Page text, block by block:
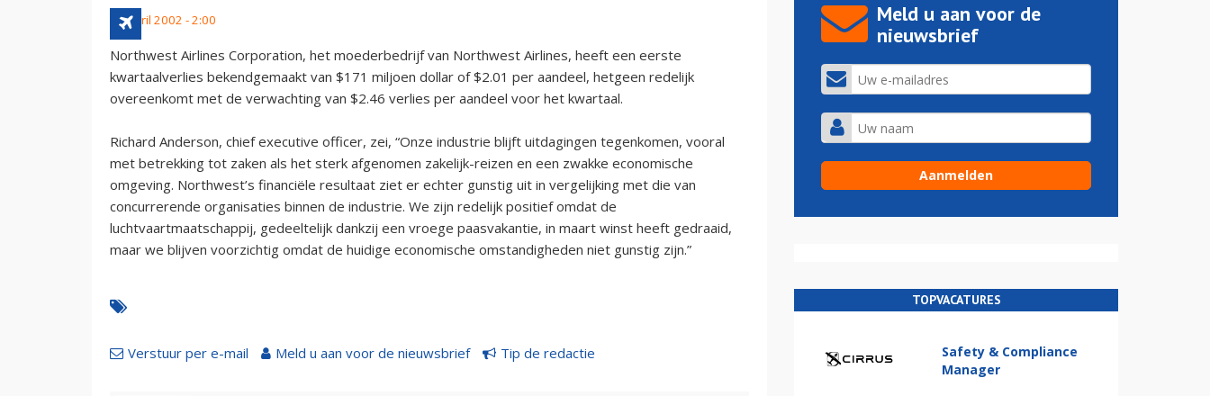
19 april 2002 - 2:00
Northwest Airlines Corporation, het moederbedrijf van Northwest Airlines, heeft een eerste
kwartaalverlies bekendgemaakt van $171 miljoen dollar of $2.01 per aandeel, hetgeen redelijk
overeenkomt met de verwachting van $2.46 verlies per aandeel voor het kwartaal.
Richard Anderson, chief executive officer, zei, “Onze industrie blijft uitdagingen tegenkomen, vooral
met betrekking tot zaken als het sterk afgenomen zakelijk-reizen en een zwakke economische
omgeving. Northwest’s financiële resultaat ziet er echter gunstig uit in vergelijking met die van
concurrerende organisaties binnen de industrie. We zijn redelijk positief omdat de
luchtvaartmaatschappij, gedeeltelijk dankzij een vroege paasvakantie, in maart winst heeft gedraaid,
maar we blijven voorzichtig omdat de huidige economische omstandigheden niet gunstig zijn.”
Verstuur per e-mail Meld u aan voor de nieuwsbrief Tip de redactie
Meld u aan voor de
nieuwsbrief
TOPVACATURES
Safety & Compliance
Manager